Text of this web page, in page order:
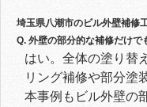
埼玉県八潮市のビル外壁補修
Q. 外壁の部分的な補修だけで
はい。全体の塗り替
リング補修や部分塗
本事例もビル外壁の